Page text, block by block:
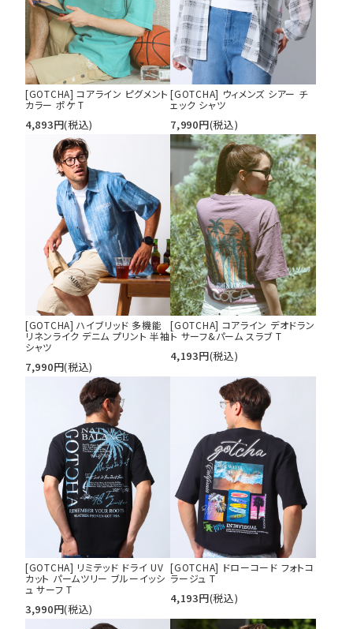
[GOTCHA] コアライン ピグメント
カラー ポケ T
4,893円(税込)
[GOTCHA] ウィメンズ シアー チ
ェック シャツ
7,990円(税込)
[GOTCHA] ハイブリッド 多機能
リネンライク デニム プリント 半袖
シャツ
7,990円(税込)
[GOTCHA] コアライン デオドラン
ト サーフ&パーム スラブ T
4,193円(税込)
[GOTCHA] リミテッド ドライ UV
カット パームツリー ブルーイッシ
ュ サーフ T
3,990円(税込)
[GOTCHA] ドローコード フォトコ
ラージュ T
4,193円(税込)